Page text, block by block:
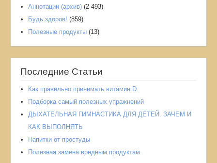
Аннотации (архив) (2 493)
Будь здоров! (859)
Полезные продукты (13)
Последние Статьи
Как правильно принимать витамин D.
Подборка самый полезных упражнений
ДЫХАТЕЛЬНАЯ ГИМНАСТИКА ДЛЯ ДЕТЕЙ. ЗАЧЕМ И
КАК ВЫПОЛНЯТЬ
Напитки от простуды
Полезная замена вредным продуктам.
Мы используем файлы cookies: технические, необходимые для
работы сайта, и аналитические, предназначенные для получения
информации о посещаемости и поведении пользователей.
воспользоваться настройками.
Согласие сохраняется в браузере и может быть изменено по
Подробности - вПолитике в отношении обработки персональных
ПРИНЯТЬ ВСЕ
НАСТРОЙКИ